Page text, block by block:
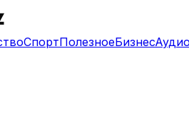
СпортПолезноеБизнес